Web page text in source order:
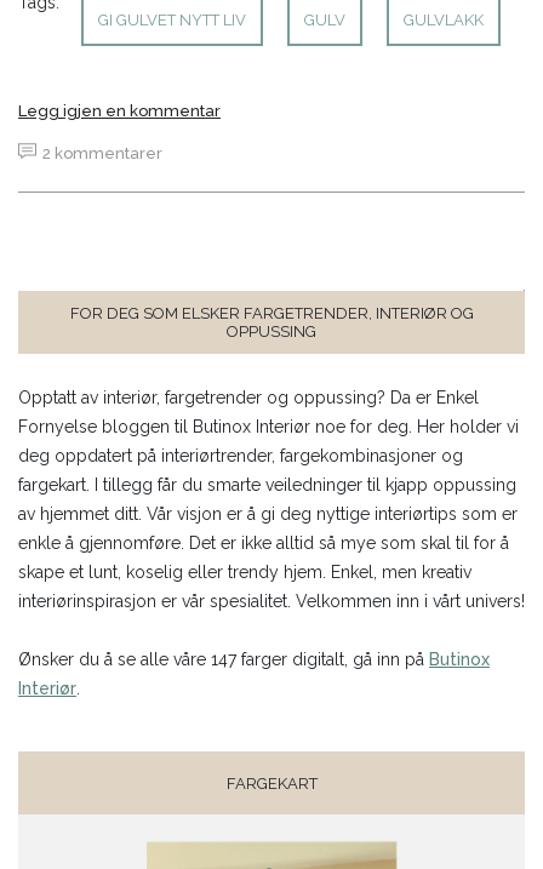
GI GULVET NYTT LIV GULV GULVLAKK
Legg igjen en kommentar
2 kommentarer
FOR DEG SOM ELSKER FARGETRENDER, INTERIØR OG
OPPUSSING
Opptatt av interiør, fargetrender og oppussing? Da er Enkel
Fornyelse bloggen til Butinox Interiør noe for deg. Her holder vi
deg oppdatert på interiørtrender, fargekombinasjoner og
fargekart. I tillegg får du smarte veiledninger til kjapp oppussing
av hjemmet ditt. Vår visjon er å gi deg nyttige interiørtips som er
enkle å gjennomføre. Det er ikke alltid så mye som skal til for å
skape et lunt, koselig eller trendy hjem. Enkel, men kreativ
interiørinspirasjon er vår spesialitet. Velkommen inn i vårt univers!
Ønsker du å se alle våre 147 farger digitalt, gå inn på Butinox
Interiør.
FARGEKART